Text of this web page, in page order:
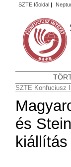
SZTE főoldal|
SZTE Konfuciusz
és